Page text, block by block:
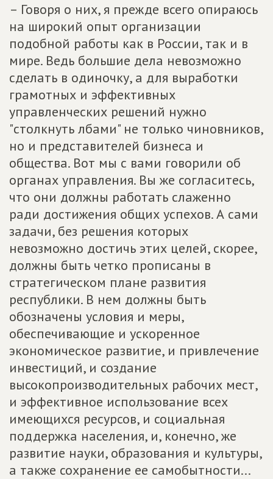
– Говоря о них, я прежде всего опираюсь
на широкий опыт организации
подобной работы как в России, так и в
мире. Ведь большие дела невозможно
сделать в одиночку, а для выработки
грамотных и эффективных
управленческих решений нужно
"столкнуть лбами" не только чиновников,
но и представителей бизнеса и
общества. Вот мы с вами говорили об
органах управления. Вы же согласитесь,
что они должны работать слаженно
ради достижения общих успехов. А сами
задачи, без решения которых
невозможно достичь этих целей, скорее,
должны быть четко прописаны в
стратегическом плане развития
республики. В нем должны быть
обозначены условия и меры,
обеспечивающие и ускоренное
экономическое развитие, и привлечение
инвестиций, и создание
высокопроизводительных рабочих мест,
и эффективное использование всех
имеющихся ресурсов, и социальная
поддержка населения, и, конечно, же
развитие науки, образования и культуры,
а также сохранение ее самобытности...